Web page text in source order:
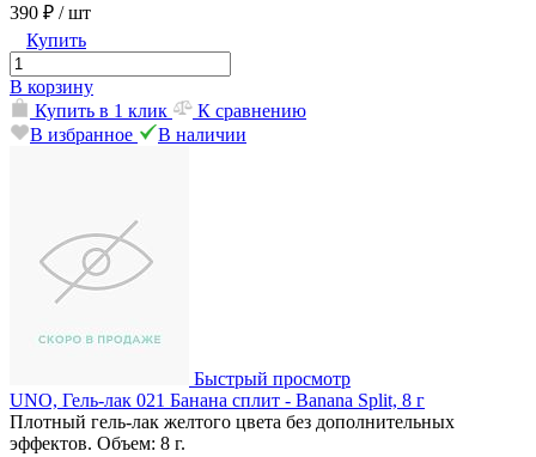
390 ₽ / шт
Купить
В корзину
Купить в 1 клик
К сравнению
В избранное
В наличии
Быстрый просмотр
UNO, Гель-лак 021 Банана cплит - Banana Split, 8 г
Плотный гель-лак желтого цвета без дополнительных
эффектов. Объем: 8 г.